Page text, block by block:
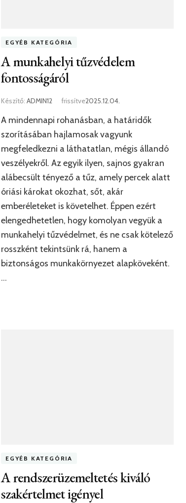
EGYÉB KATEGÓRIA
A munkahelyi tűzvédelem
fontosságáról
Készítő: ADMIN12 frissítve2025.12.04.
A mindennapi rohanásban, a határidők
szorításában hajlamosak vagyunk
megfeledkezni a láthatatlan, mégis állandó
veszélyekről. Az egyik ilyen, sajnos gyakran
alábecsült tényező a tűz, amely percek alatt
óriási károkat okozhat, sőt, akár
emberéleteket is követelhet. Éppen ezért
elengedhetetlen, hogy komolyan vegyük a
munkahelyi tűzvédelmet, és ne csak kötelező
rosszként tekintsünk rá, hanem a
biztonságos munkakörnyezet alapköveként.
…
EGYÉB KATEGÓRIA
A rendszerüzemeltetés kiváló
szakértelmet igényel